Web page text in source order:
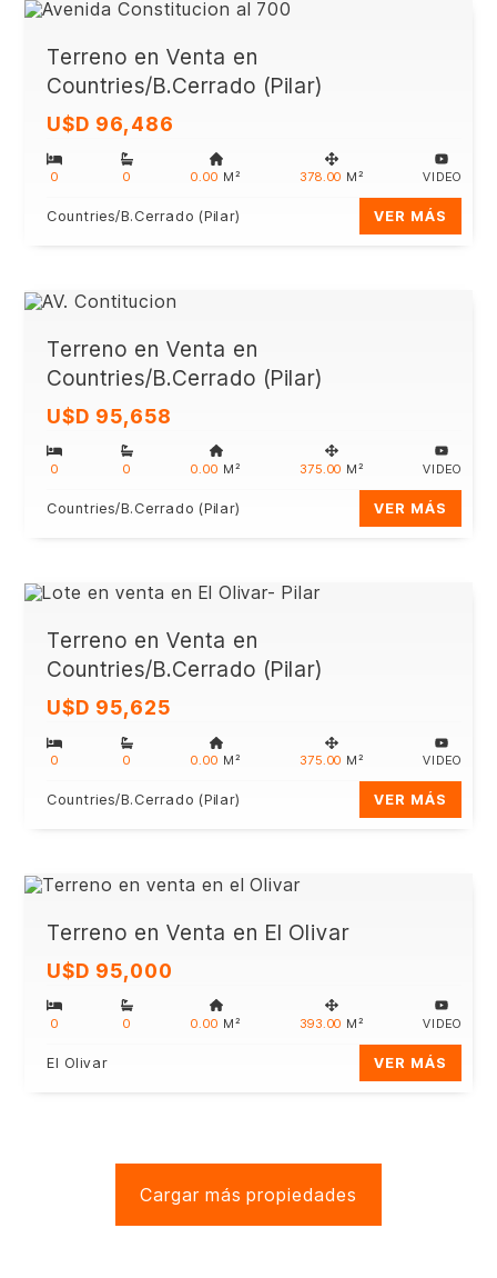
Terreno en Venta en
Countries/B.Cerrado (Pilar)
U$D 96,486
0 0 0.00 M² 378.00 M² VIDEO
Countries/B.Cerrado (Pilar) VER MÁS
Terreno en Venta en
Countries/B.Cerrado (Pilar)
U$D 95,658
0 0 0.00 M² 375.00 M² VIDEO
Countries/B.Cerrado (Pilar) VER MÁS
Terreno en Venta en
Countries/B.Cerrado (Pilar)
U$D 95,625
0 0 0.00 M² 375.00 M² VIDEO
Countries/B.Cerrado (Pilar) VER MÁS
Terreno en Venta en El Olivar
U$D 95,000
0 0 0.00 M² 393.00 M² VIDEO
El Olivar VER MÁS
Cargar más propiedades